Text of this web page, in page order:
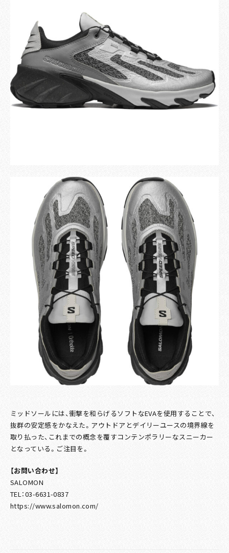
ミッドソールには、衝撃を和らげるソフトなEVAを使用することで、
抜群の安定感をかなえた。アウトドアとデイリーユースの境界線を
取り払った、これまでの概念を覆すコンテンポラリーなスニーカー
となっている。ご注目を。
【お問い合わせ】
SALOMON
TEL：03-6631-0837
https://www.salomon.com/